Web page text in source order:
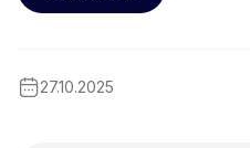
27.10.2025